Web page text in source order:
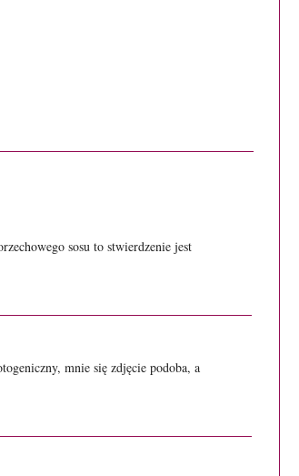
sosu to stwierdzenie jest
mnie się zdjęcie podoba, a